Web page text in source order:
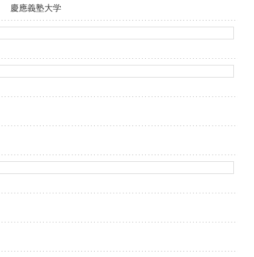
慶應義塾大学